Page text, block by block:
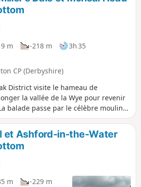
m -218 m
3h 35
CP (Derbyshire)
District visite le hameau de
la vallée de la Wye pour revenir
balade passe par le célèbre moulin
et Monsal Head.
et Ashford-in-the-Water
m
-229 m